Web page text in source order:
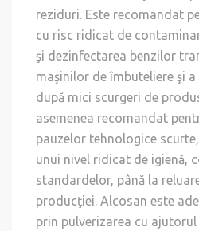
reziduri. Este recomandat
cu risc ridicat de
şi dezinfectarea benzilor
maşinilor de îmbuteliere şi
după mici scurgeri de
asemenea recomandat
pauzelor tehnologice
unui nivel ridicat de igienă,
standardelor, până la
producţiei. Alcosan este
prin pulverizarea cu